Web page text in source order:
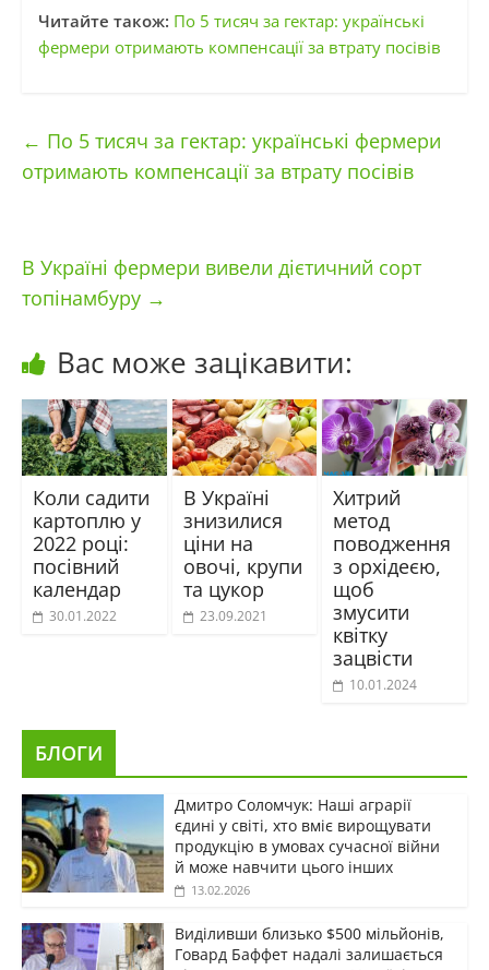
Читайте також: По 5 тисяч за гектар: українські
фермери отримають компенсації за втрату посівів
← По 5 тисяч за гектар: українські фермери
отримають компенсації за втрату посівів
В Україні фермери вивели дієтичний сорт
топінамбуру →
Вас може зацікавити:
Коли садити
картоплю у
2022 році:
посівний
календар
30.01.2022
В Україні
знизилися
ціни на
овочі, крупи
та цукор
23.09.2021
Хитрий
метод
поводження
з орхідеєю,
щоб
змусити
квітку
зацвісти
10.01.2024
БЛОГИ
Дмитро Соломчук: Наші аграрії
єдині у світі, хто вміє вирощувати
продукцію в умовах сучасної війни
й може навчити цього інших
13.02.2026
Виділивши близько $500 мільйонів,
Говард Баффет надалі залишається